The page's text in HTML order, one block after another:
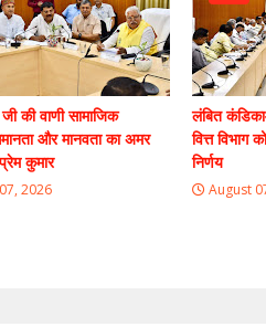
की वाणी सामाजिक
और मानवता का अमर
कुमार
2026
लंबित
वित्त विभाग
निर्णय
August